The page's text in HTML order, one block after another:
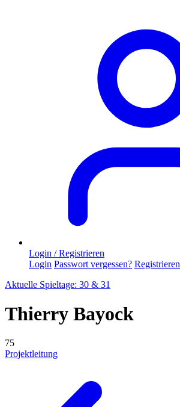
Login / Registrieren
Login Passwort vergessen? Registrieren
Aktuelle Spieltage: 30 & 31
Thierry Bayock
75
Projektleitung